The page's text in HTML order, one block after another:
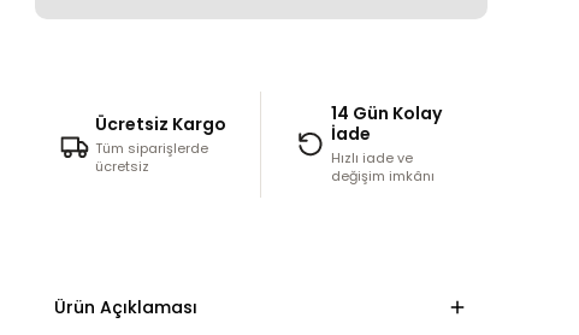
Ücretsiz Kargo
Tüm siparişlerde
ücretsiz
14 Gün Kolay
İade
Hızlı iade ve
değişim imkânı
Ürün Açıklaması